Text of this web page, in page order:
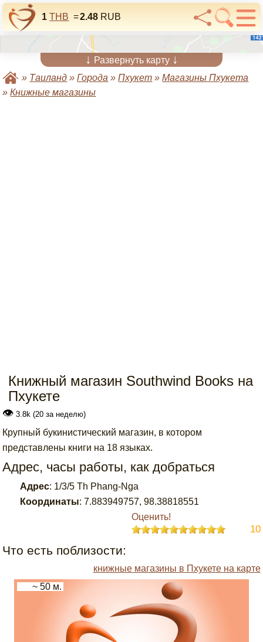
1 THB =2.48 RUB
↓ Развернуть карту ↓
» Таиланд »Города »Пхукет »Магазины Пхукета
»Книжные магазины
Книжный магазин Southwind Books на
Пхукете
👁 3.8k (20 за неделю)
Крупный букинистический магазин, в котором
представлены книги на 18 языках.
Адрес, часы работы, как добраться
Адрес: 1/3/5 Th Phang-Nga
Координаты: 7.883949757,98.38818551
Оценить!
10
Что есть поблизости:
книжные магазины в Пхукете на карте
~ 50 м.